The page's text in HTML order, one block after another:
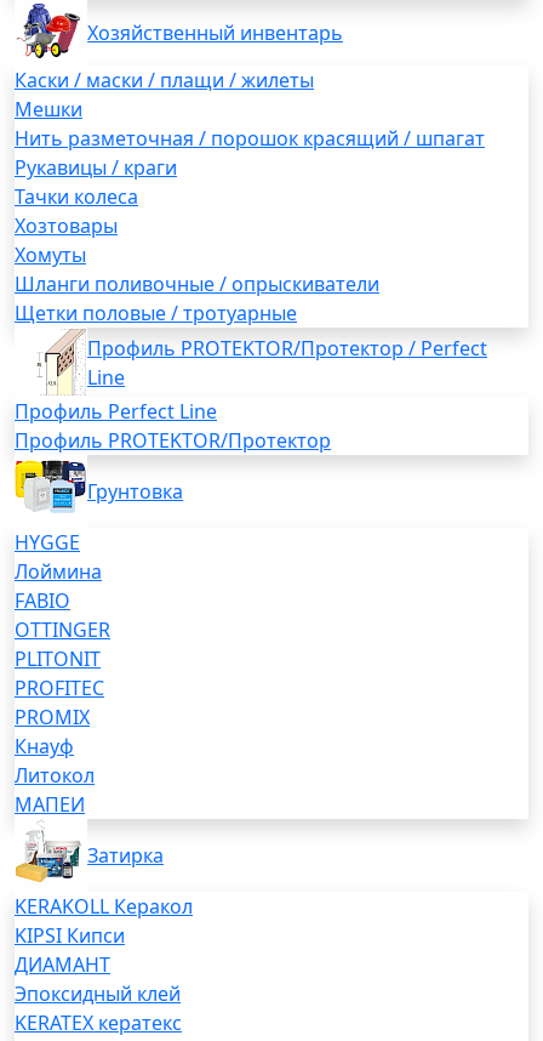
Хозяйственный инвентарь
Каски / маски / плащи / жилеты
Мешки
Нить разметочная / порошок красящий / шпагат
Рукавицы / краги
Тачки колеса
Хозтовары
Хомуты
Шланги поливочные / опрыскиватели
Щетки половые / тротуарные
Профиль PROTEKTOR/Протектор / Perfect
Line
Профиль Perfect Line
Профиль PROTEKTOR/Протектор
Грунтовка
HYGGE
Лоймина
FABIO
OTTINGER
PLITONIT
PROFITEC
PROMIX
Кнауф
Литокол
МАПЕИ
Затирка
KERAKOLL Керакол
KIPSI Кипси
ДИАМАНТ
Эпоксидный клей
KERATEX кератекс